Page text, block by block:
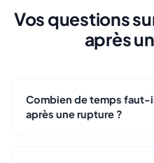
Vos questions
après
Combien de temps faut-
après une rupture ?